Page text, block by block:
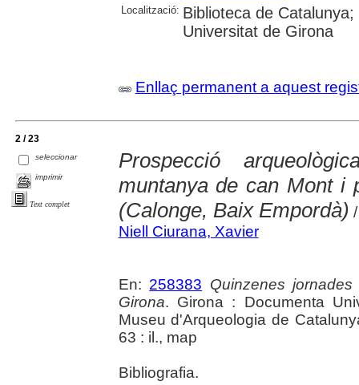
Localització: Biblioteca de
Universitat de Girona
Enllaç permanent a aquest
2 / 23
seleccionar
imprimir
Text complet
Prospecció
muntanya de can Mont i
(Calonge, Baix Empordà)
Niell Ciurana, Xavier
En: 258383 Quinzenes
Girona. Girona : Documenta
Museu d'Arqueologia de
63 : il., map
Bibliografia.